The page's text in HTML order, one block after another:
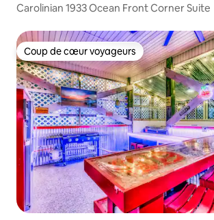
Carolinian 1933 Ocean Front Corner Suite
Coup de cœur voyageurs
Coup de cœur voyageurs